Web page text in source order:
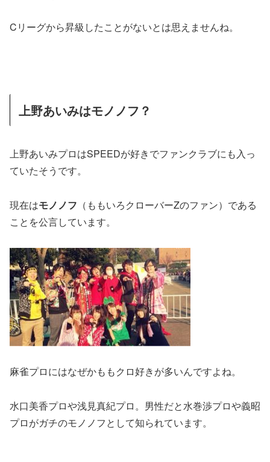
Cリーグから昇級したことがないとは思えませんね。
上野あいみはモノノフ？
上野あいみプロはSPEEDが好きでファンクラブにも入っ
ていたそうです。
現在はモノノフ （ももいろクローバーZのファン）である
ことを公言しています。
麻雀プロにはなぜかももクロ好きが多いんですよね。
水口美香プロや浅見真紀プロ。男性だと水巻渉プロや義昭
プロがガチのモノノフとして知られています。